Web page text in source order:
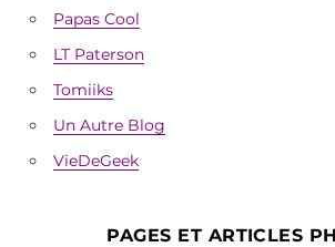
Papas Cool
LT Paterson
Tomiiks
Un Autre Blog
VieDeGeek
PAGES ET ARTICLES